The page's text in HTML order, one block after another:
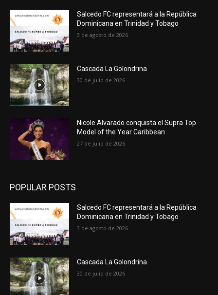
Salcedo FC representará a la República
Dominicana en Trinidad y Tobago
3 de agosto de 2026
Cascada La Golondrina
30 de julio de 2026
Nicole Alvarado conquista el Supra Top
Model of the Year Caribbean
27 de julio de 2026
POPULAR POSTS
Salcedo FC representará a la República
Dominicana en Trinidad y Tobago
3 de agosto de 2026
Cascada La Golondrina
30 de julio de 2026